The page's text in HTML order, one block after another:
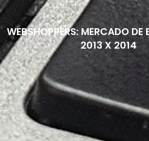
WEBSHOPPERS: MERCADO DE
2013 X 2014